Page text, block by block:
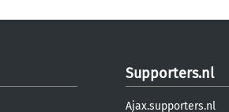
Supporters.nl
Ajax.supporters.nl